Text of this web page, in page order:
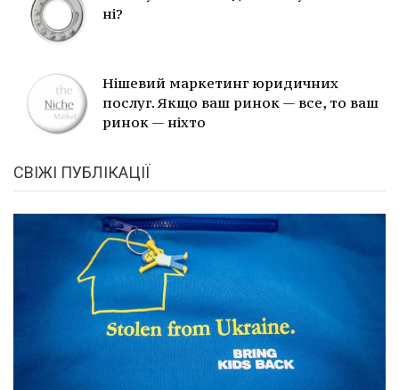
ні?
Нішевий маркетинг юридичних
послуг. Якщо ваш ринок — все, то ваш
ринок — ніхто
СВІЖІ ПУБЛІКАЦІЇ